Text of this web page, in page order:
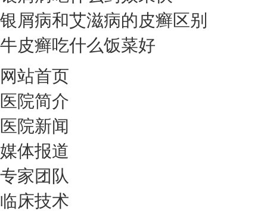
银屑病和艾滋病的皮癣区别
牛皮癣吃什么饭菜好
网站首页
医院简介
医院新闻
媒体报道
专家团队
临床技术